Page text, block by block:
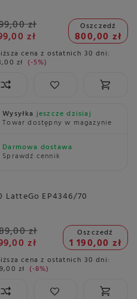
zł
zł
Oszczedź
800,00 zł
cena z ostatnich 30 dni:
zł -5%
Wysyłkajeszcze dzisiaj
Towar dostępny w magazynie
Darmowa dostawa
Sprawdź cennik
LatteGo EP4346/70
zł
zł
Oszczedź
1 190,00 zł
cena z ostatnich 30 dni:
zł -8%